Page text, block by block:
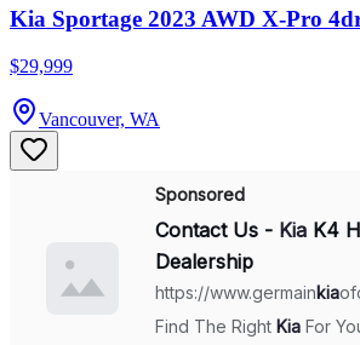
Kia Sportage 2023 AWD X-Pro
$29,999
Vancouver, WA